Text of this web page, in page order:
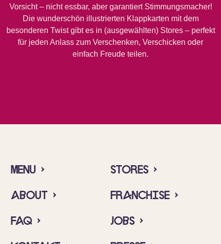
Vorsicht – nicht essbar, aber garantiert Stimmungsmacher!
Die wunderschön illustrierten Klappkarten mit dem
besonderen Twist gibt es in (ausgewählten) Stores – perfekt
für jeden Anlass zum Verschenken, Verschicken oder
einfach Freude teilen.
Menu ›
About ›
FAQ ›
Stores ›
Franchise ›
Jobs ›